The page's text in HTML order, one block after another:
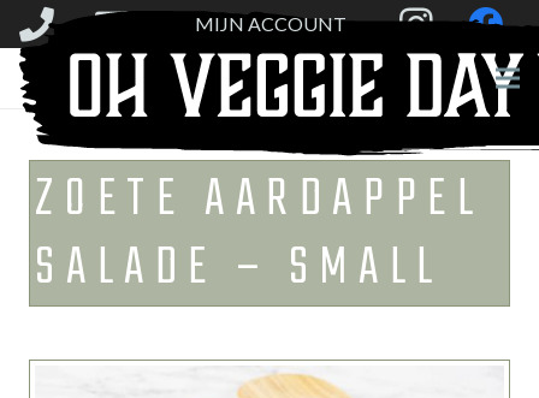
MIJN ACCOUNT
ZOETE AARDAPPEL
SALADE – SMALL